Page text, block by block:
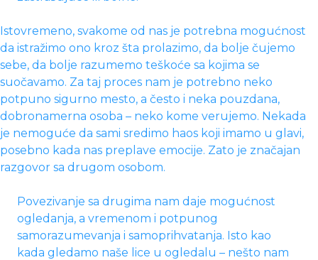
Istovremeno, svakome od nas je potrebna mogućnost
da istražimo ono kroz šta prolazimo, da bolje čujemo
sebe, da bolje razumemo teškoće sa kojima se
suočavamo. Za taj proces nam je potrebno neko
potpuno sigurno mesto, a često i neka pouzdana,
dobronamerna osoba – neko kome verujemo. Nekada
je nemoguće da sami sredimo haos koji imamo u glavi,
posebno kada nas preplave emocije. Zato je značajan
razgovor sa drugom osobom.
Povezivanje sa drugima nam daje mogućnost
ogledanja, a vremenom i potpunog
samorazumevanja i samoprihvatanja. Isto kao
kada gledamo naše lice u ogledalu – nešto nam